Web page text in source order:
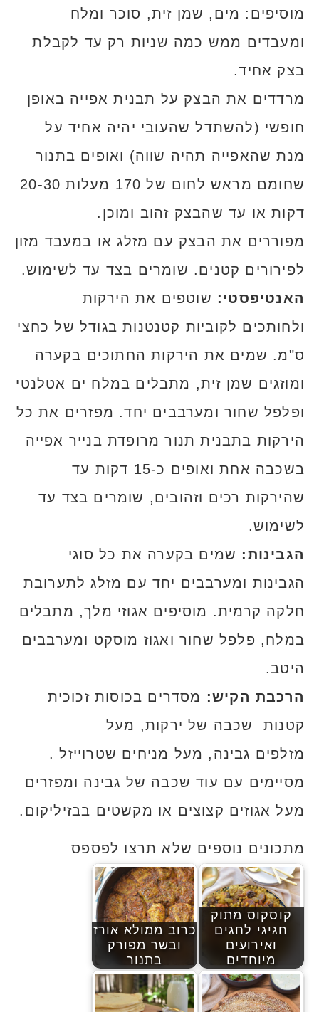
מוסיפים: מים, שמן זית, סוכר ומלח
ומעבדים ממש כמה שניות רק עד לקבלת
בצק אחיד.
מרדדים את הבצק על תבנית אפייה באופן
חופשי (להשתדל שהעובי יהיה אחיד על
מנת שהאפייה תהיה שווה) ואופים בתנור
שחומם מראש לחום של 170 מעלות 20-30
דקות או עד שהבצק זהוב ומוכן.
מפוררים את הבצק עם מזלג או במעבד מזון
לפירורים קטנים. שומרים בצד עד לשימוש.
האנטיפסטי: שוטפים את הירקות
ולחותכים לקוביות קטנטנות בגודל של כחצי
ס"מ. שמים את הירקות החתוכים בקערה
ומוזגים שמן זית, מתבלים במלח ים אטלנטי
ופלפל שחור ומערבבים יחד. מפזרים את כל
הירקות בתבנית תנור מרופדת בנייר אפייה
בשכבה אחת ואופים כ-15 דקות עד
שהירקות רכים וזהובים, שומרים בצד עד
לשימוש.
הגבינות: שמים בקערה את כל סוגי
הגבינות ומערבבים יחד עם מזלג לתערובת
חלקה קרמית. מוסיפים אגוזי מלך, מתבלים
במלח, פלפל שחור ואגוז מוסקט ומערבבים
היטב.
הרכבת הקיש: מסדרים בכוסות זכוכית
קטנות שכבה של ירקות, מעל
מזלפים גבינה, מעל מניחים שטרוייזל .
מסיימים עם עוד שכבה של גבינה ומפזרים
מעל אגוזים קצוצים או מקשטים בבזיליקום.
מתכונים נוספים שלא תרצו לפספס
קוסקוס מתוק
חגיגי לחגים
ואירועים
מיוחדים
כרוב ממולא אורז
ובשר מפורק
בתנור